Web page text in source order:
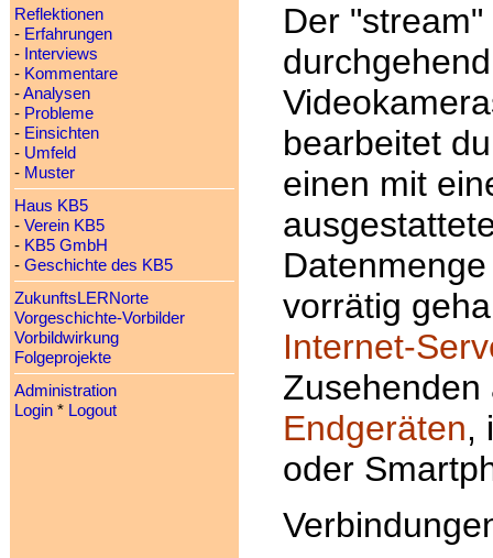
Reflektionen
- Erfahrungen
- Interviews
- Kommentare
-Analysen
- Probleme
- Einsichten
- Umfeld
- Muster
Haus KB5
- Verein KB5
- KB5 GmbH
- Geschichte des KB5
ZukunftsLERNorte
Vorgeschichte-Vorbilder
Vorbildwirkung
Folgeprojekte
Administration
Login* Logout
Der
bearbeitet
einen mit
vorrätig
Internet-
Endgeräten,
oder